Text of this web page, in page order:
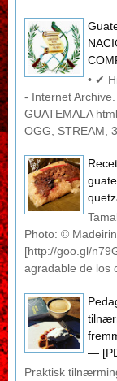
• ✔
- Internet Archive.
GUATEMALA
OGG, STREAM,
Photo: ©
[http://goo.gl/
agradable de los
—
Praktisk